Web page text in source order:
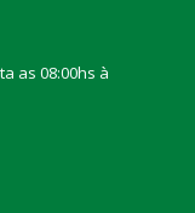
as 08:00hs à